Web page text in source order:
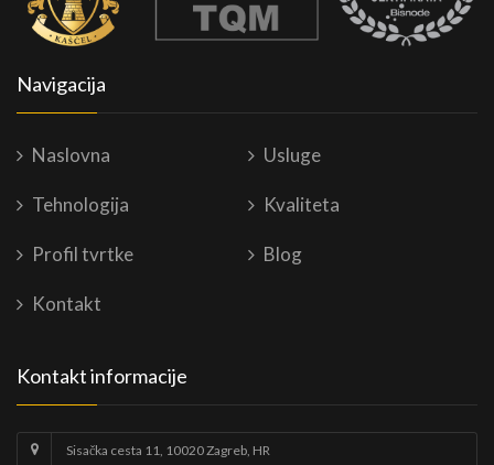
Navigacija
Naslovna Usluge
Tehnologija Kvaliteta
Profil tvrtke Blog
Kontakt
Kontakt informacije
Sisačka cesta 11, 10020 Zagreb, HR